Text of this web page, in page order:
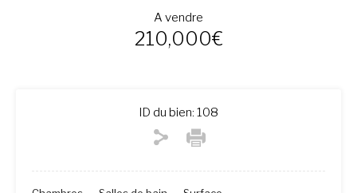
A vendre
210,000€
ID du bien: 108